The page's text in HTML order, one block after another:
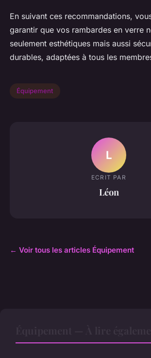
En suivant ces recommandations,
garantir que vos rambardes en verre
seulement esthétiques mais aussi
durables, adaptées à tous les
Équipement
L
ECRIT PAR
Léon
← Voir tous les articles Équipement